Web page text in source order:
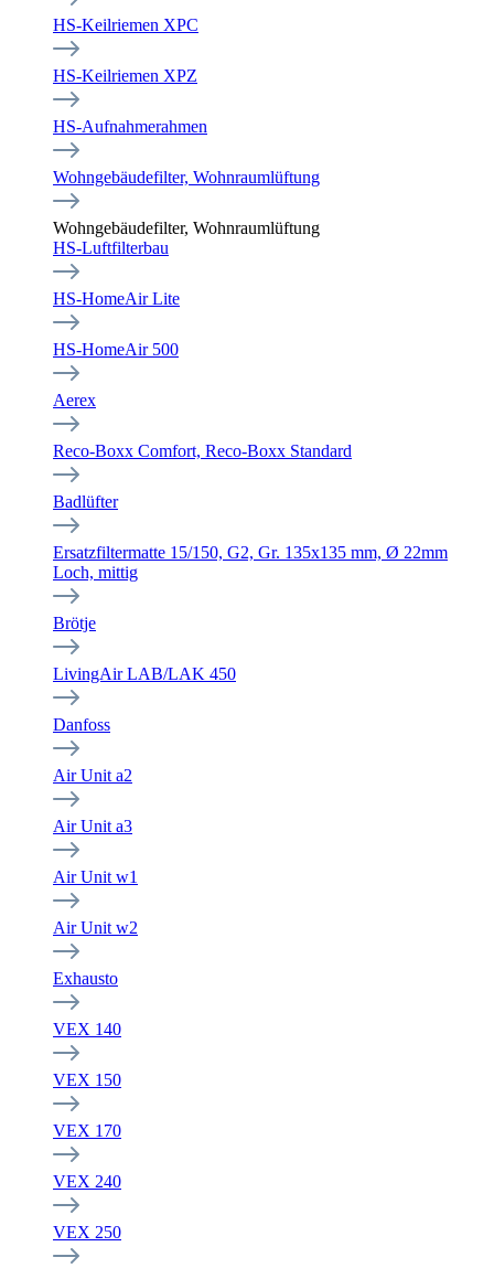
HS-Keilriemen XPC
HS-Keilriemen XPZ
HS-Aufnahmerahmen
Wohngebäudefilter, Wohnraumlüftung
Wohngebäudefilter, Wohnraumlüftung
HS-Luftfilterbau
HS-HomeAir Lite
HS-HomeAir 500
Aerex
Reco-Boxx Comfort, Reco-Boxx Standard
Badlüfter
Ersatzfiltermatte 15/150, G2, Gr. 135x135 mm, Ø 22mm
Loch, mittig
Brötje
LivingAir LAB/LAK 450
Danfoss
Air Unit a2
Air Unit a3
Air Unit w1
Air Unit w2
Exhausto
VEX 140
VEX 150
VEX 170
VEX 240
VEX 250